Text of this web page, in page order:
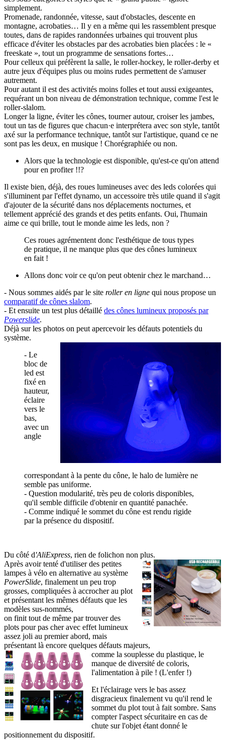
simplement.
Promenade, randonnée, vitesse, saut d'obstacles, descente en
montagne, acrobaties… Il y en a même qui les rassemblent presque
toutes, dans de rapides randonnées urbaines qui trouvent plus
efficace d'éviter les obstacles par des acrobaties bien placées : le «
freeskate », tout un programme de sensations fortes…
Pour celleux qui préfèrent la salle, le roller-hockey, le roller-derby et
autre jeux d'équipes plus ou moins rudes permettent de s'amuser
autrement.
Pour autant il est des activités moins folles et tout aussi exigeantes,
requérant un bon niveau de démonstration technique, comme l'est le
roller-slalom.
Longer la ligne, éviter les cônes, tourner autour, croiser les jambes,
tout un tas de figures que chacun·e interprétera avec son style, tantôt
axé sur la performance technique, tantôt sur l'artistique, quand ce ne
sont pas les deux, en musique ! Chorégraphiée ou non.
Alors que la technologie est disponible, qu'est-ce qu'on attend
pour en profiter !!?
Il existe bien, déjà, des roues lumineuses avec des leds colorées qui
s'illuminent par l'effet dynamo, un accessoire très utile quand il s'agit
d'ajouter de la sécurité dans nos déplacements nocturnes, et
tellement apprécié des grands et des petits enfants. Oui, l'humain
aime ce qui brille, tout le monde aime les leds, non ?
Ces roues agrémentent donc l'esthétique de tous types
de pratique, il ne manque plus que des cônes lumineux
en fait !
Allons donc voir ce qu'on peut obtenir chez le marchand…
- Nous sommes aidés par le site roller en ligne qui nous propose un
comparatif de cônes slalom.
- Et ensuite un test plus détaillé des cônes lumineux proposés par
Powerslide.
Déjà sur les photos on peut apercevoir les défauts potentiels du
système.
- Le
bloc de
led est
fixé en
hauteur,
éclaire
vers le
bas,
avec un
angle
correspondant à la pente du cône, le halo de lumière ne
semble pas uniforme.
- Question modularité, très peu de coloris disponibles,
qu'il semble difficile d'obtenir en quantité panachée.
- Comme indiqué le sommet du cône est rendu rigide
par la présence du dispositif.
Du côté d'AliExpress, rien de folichon non plus.
Après avoir tenté d'utiliser des petites
lampes à vélo en alternative au système
PowerSlide, finalement un peu trop
grosses, compliquées à accrocher au plot
et présentant les mêmes défauts que les
modèles sus-nommés,
on finit tout de même par trouver des
plots pour pas cher avec effet lumineux
assez joli au premier abord, mais
présentant là encore quelques défauts majeurs,
comme la souplesse du plastique, le
manque de diversité de coloris,
l'alimentation à pile ! (L'enfer !)
Et l'éclairage vers le bas assez
disgracieux finalement vu qu'il rend le
sommet du plot tout à fait sombre. Sans
compter l'aspect sécuritaire en cas de
chute sur l'objet étant donné le
positionnement du dispositif.